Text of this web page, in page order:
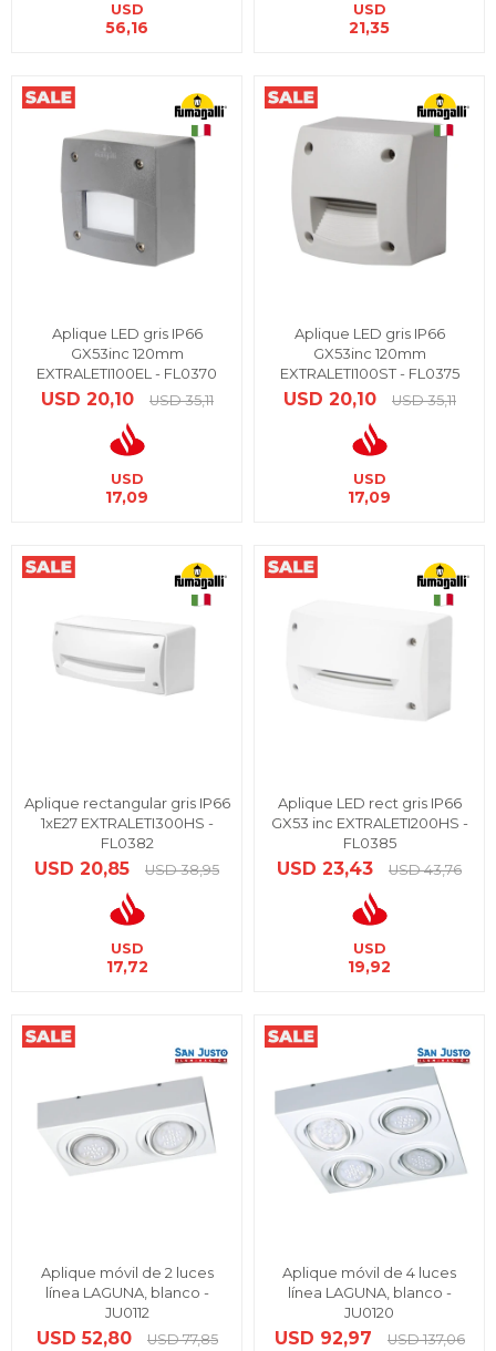
USD
56,16
USD
21,35
Aplique LED gris IP66
GX53inc 120mm
EXTRALETI100EL - FL0370
USD 20,10 USD 35,11
USD
17,09
Aplique LED gris IP66
GX53inc 120mm
EXTRALETI100ST - FL0375
USD 20,10 USD 35,11
USD
17,09
Aplique rectangular gris IP66
1xE27 EXTRALETI300HS -
FL0382
USD 20,85 USD 38,95
USD
17,72
Aplique LED rect gris IP66
GX53 inc EXTRALETI200HS -
FL0385
USD 23,43 USD 43,76
USD
19,92
Aplique móvil de 2 luces
línea LAGUNA, blanco -
JU0112
USD 52,80 USD 77,85
Aplique móvil de 4 luces
línea LAGUNA, blanco -
JU0120
USD 92,97 USD 137,06